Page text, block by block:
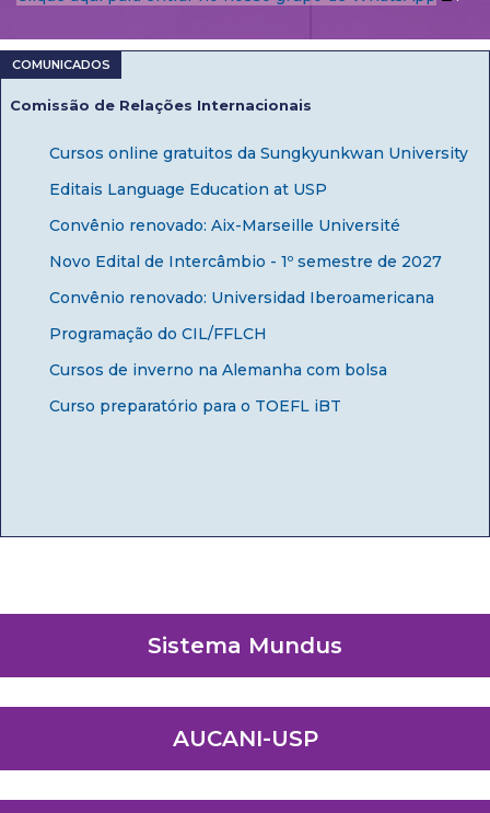
Comissão de Relações Internacionais
Cursos online gratuitos da Sungkyunkwan University
Editais Language Education at USP
Convênio renovado: Aix-Marseille Université
Novo Edital de Intercâmbio - 1º semestre de 2027
Convênio renovado: Universidad Iberoamericana
Programação do CIL/FFLCH
Cursos de inverno na Alemanha com bolsa
Curso preparatório para o TOEFL iBT
Sistema Mundus
AUCANI-USP